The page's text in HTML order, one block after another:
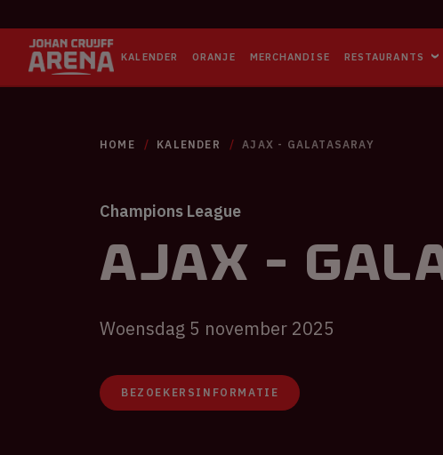
KALENDER ORANJE MERCHANDISE RESTAURANTS
HOME KALENDER AJAX - GALATASARAY
Champions League
Ajax -
Woensdag 5 november 2025
BEZOEKERSINFORMATIE